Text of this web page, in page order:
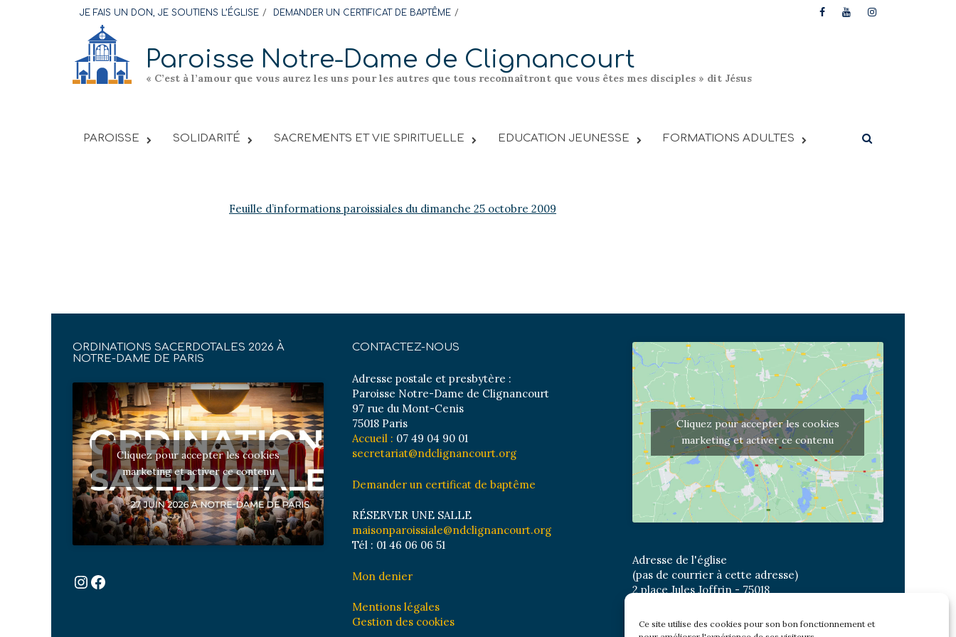
Ce site utilise des cookies pour son bon fonctionnement et
content
JE FAIS UN DON, JE SOUTIENS L’ÉGLISE DEMANDER UN CERTIFICAT DE BAPTÊME
Paroisse Notre-Dame de Clignancourt
« C’est à l’amour que vous aurez les uns pour les autres que tous reconnaîtront que vous êtes mes disciples » dit Jésus
PAROISSE SOLIDARITÉ SACREMENTS ET VIE SPIRITUELLE EDUCATION JEUNESSE FORMATIONS ADULTES
Feuille d’informations paroissiales du dimanche 25 octobre 2009
ORDINATIONS SACERDOTALES 2026 À
NOTRE-DAME DE PARIS
Cliquez pour accepter les cookies
marketing et activer ce contenu
Instagram
Facebook
CONTACTEZ-NOUS
Adresse postale et presbytère :
Paroisse Notre-Dame de Clignancourt
97 rue du Mont-Cenis
75018 Paris
Accueil : 07 49 04 90 01
secretariat@ndclignancourt.org
Demander un certificat de baptême
RÉSERVER UNE SALLE
maisonparoissiale@ndclignancourt.org
Tél : 01 46 06 06 51
Mon denier
Mentions légales
Gestion des cookies
Cliquez pour accepter les cookies
marketing et activer ce contenu
Adresse de l'église
(pas de courrier à cette adresse)
2 place Jules Joffrin - 75018
Bus : Mairie du XVIII